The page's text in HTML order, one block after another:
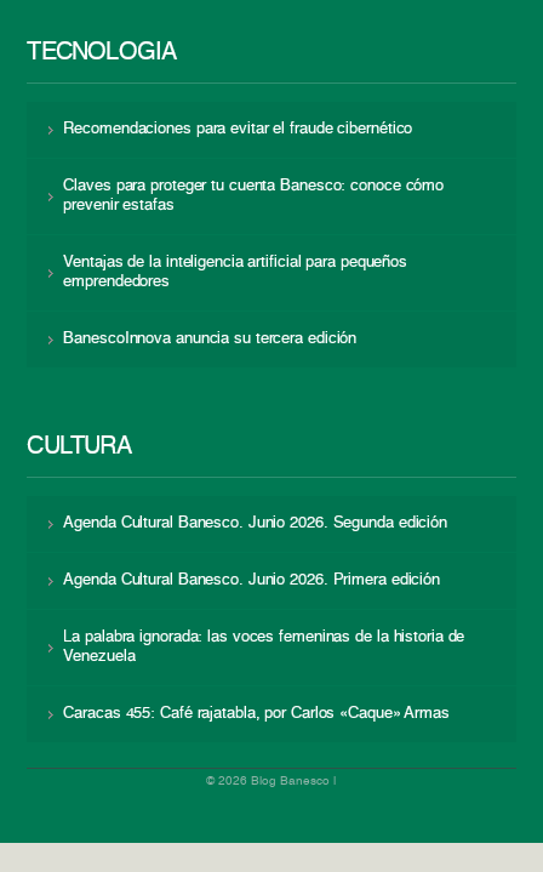
TECNOLOGÍA
Recomendaciones para evitar el fraude cibernético
Claves para proteger tu cuenta Banesco: conoce cómo
prevenir estafas
Ventajas de la inteligencia artificial para pequeños
emprendedores
BanescoInnova anuncia su tercera edición
CULTURA
Agenda Cultural Banesco. Junio 2026. Segunda edición
Agenda Cultural Banesco. Junio 2026. Primera edición
La palabra ignorada: las voces femeninas de la historia de
Venezuela
Caracas 455: Café rajatabla, por Carlos «Caque» Armas
© 2026 Blog Banesco |